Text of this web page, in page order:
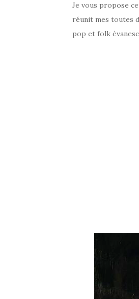
Je vous propose
réunit mes toutes
pop et folk